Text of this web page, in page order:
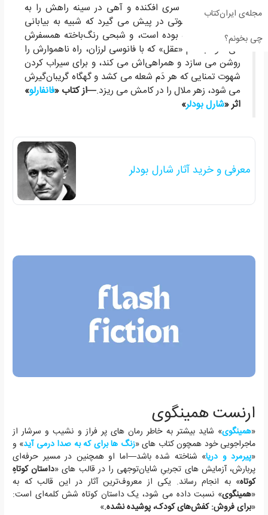
مجله‌ی ایران‌کتاب
چی بخونم؟
مسافر سپس با سری افکنده و آهی در سینه راهش را به
سوی بیابان برهوتی در پیش می گیرد که شبیه به بیابانی
است که پیموده بوده است، و شبحی رنگ‌باخته همسفرش
می‌ شود به نام «عقل» که با فانوسی لرزان، راه ناهموارش را
روشن می سازد و همراهی‌اش می کند، و برای سیراب کردن
شهوت تمنایی که هر دَم شعله می کشد و گهگاه گریبان‌گیرش
می شود، زهر ملال را در کامش می ریزد.—از کتاب «فانفارلو»
اثر «شارل بودلر»
معرفی و خرید آثار شارل بودلر
ارنست همینگوی
«همینگوی» شاید بیشتر به خاطر رمان های پر فراز و نشیب و سرشار از
ماجراجویی خود همچون کتاب های «زنگ ها برای که به صدا درمی آید» و
«پیرمرد و دریا» شناخته شده باشد—اما او همچنین در مسیر حرفه‌ای
پربارش، آزمایش های تجربیِ شایان‌توجهی را در قالب های «داستان کوتاهِ
کوتاه» به انجام رساند. یکی از معروف‌ترین آثار در این قالب که به
«همینگوی» نسبت داده می شود، یک داستان کوتاه شش کلمه‌ای است:
«برای فروش: کفش‌های کودک، پوشیده نشده.»